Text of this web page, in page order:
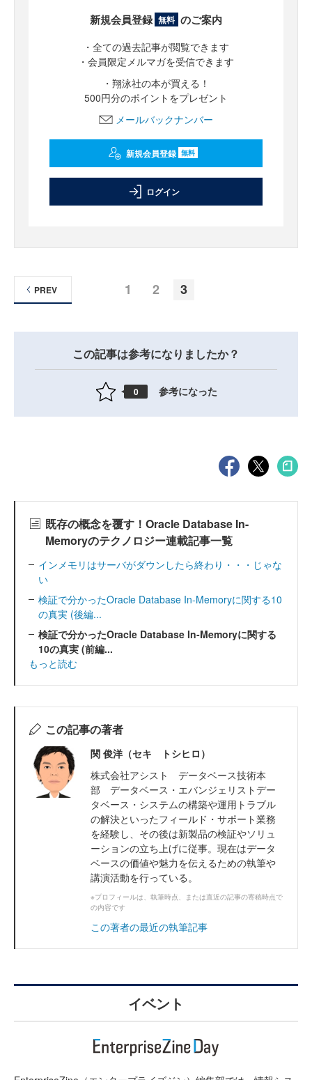
新規会員登録 無料 のご案内
・全ての過去記事が閲覧できます
・会員限定メルマガを受信できます
・翔泳社の本が買える！
500円分のポイントをプレゼント
メールバックナンバー
新規会員登録 無料
ログイン
1 2 3
PREV
この記事は参考になりましたか？
0 参考になった
既存の概念を覆す！Oracle Database In-
Memoryのテクノロジー連載記事一覧
インメモリはサーバがダウンしたら終わり・・・じゃな
い
検証で分かったOracle Database In-Memoryに関する10
の真実 (後編...
検証で分かったOracle Database In-Memoryに関する
10の真実 (前編...
もっと読む
この記事の著者
関 俊洋（セキ トシヒロ）
株式会社アシスト データベース技術本
部 データベース・エバンジェリストデー
タベース・システムの構築や運用トラブル
の解決といったフィールド・サポート業務
を経験し、その後は新製品の検証やソリュ
ーションの立ち上げに従事。現在はデータ
ベースの価値や魅力を伝えるための執筆や
講演活動を行っている。
※プロフィールは、執筆時点、または直近の記事の寄稿時点で
の内容です
この著者の最近の執筆記事
イベント